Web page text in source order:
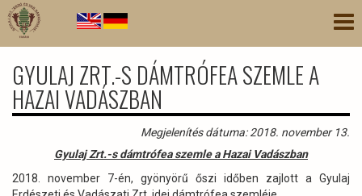
Ugrás
tartalomra
GYULAJ ZRT.-S DÁMTRÓFEA SZEMLE A
HAZAI VADÁSZBAN
Megjelenítés dátuma: 2018. november 13.
Gyulaj Zrt.-s dámtrófea szemle a Hazai Vadászban
2018. november 7-én, gyönyörű őszi időben zajlott a Gyulaj